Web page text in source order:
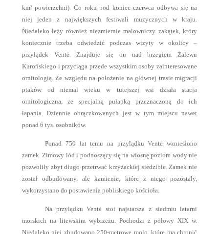
km² powierzchni). Co roku pod koniec czerwca odbywa się na
niej jeden z największych festiwali muzycznych w kraju.
Niedaleko leży również niezmiernie malowniczy zakątek, który
koniecznie trzeba odwiedzić podczas wizyty w okolicy –
przylądek Ventė. Znajduje się on nad brzegiem Zalewu
Kurońskiego i przyciąga przede wszystkim osoby zainteresowane
ornitologią. Ze względu na położenie na głównej trasie migracji
ptaków od niemal wieku w tutejszej wsi działa stacja
ornitologiczna, ze specjalną pułapką przeznaczoną do ich
łapania. Dziennie obrączkowanych jest w tym miejscu nawet
ponad 6 tys. osobników.
Ponad 750 lat temu na przylądku Ventė wzniesiono
zamek. Zimowy lód i podnoszący się na wiosnę poziom wody nie
pozwoliły zbyt długo przetrwać krzyżackiej siedzibie. Zamek nie
został odbudowany, ale kamienie, które z niego pozostały,
wykorzystano do postawienia pobliskiego kościoła.
Na przylądku Ventė stoi najstarsza z siedmiu latarni
morskich na litewskim wybrzeżu. Pochodzi z połowy XIX w.
Niedaleko niej zbudowano 250-metrowe molo, które ma chronić